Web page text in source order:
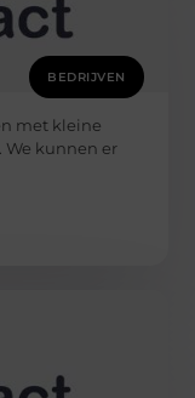
BEDRIJVEN
met kleine
We kunnen er